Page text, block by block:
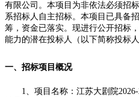
有限公司 。 本项目为非依法必须招
系招标人自主招标。本项目已具备
筹，资金已落实。现进行公开招标 ，
能力的潜在投标人（以下简称投标
一、招标项目 概况
1 、项目名称： 江苏大剧院